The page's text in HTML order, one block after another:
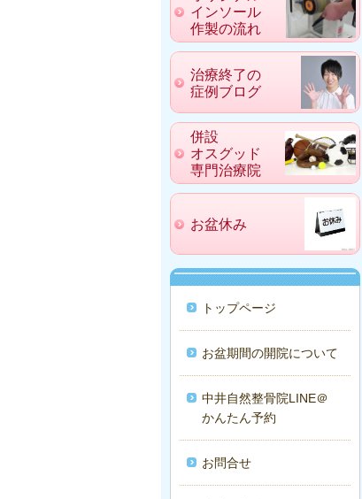
インソール
作製の流れ
治療終了の
症例ブログ
併設
オスグッド
専門治療院
お盆休み
トップページ
お盆期間の開院について
中井自然整骨院LINE＠
かんたん予約
お問合せ